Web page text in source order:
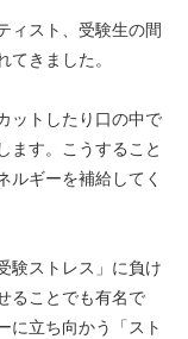
ィスト、受験生の間
きました。
ットしたり口の中で
します。こうすること
ルギーを補給してく
験ストレス」に負け
ることでも有名で
に立ち向かう「スト